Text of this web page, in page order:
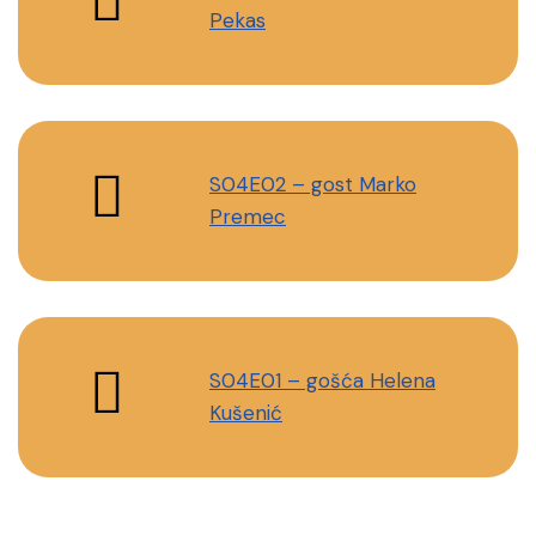
Pekas
S04E02 – gost Marko
Premec
S04E01 – gošća Helena
Kušenić